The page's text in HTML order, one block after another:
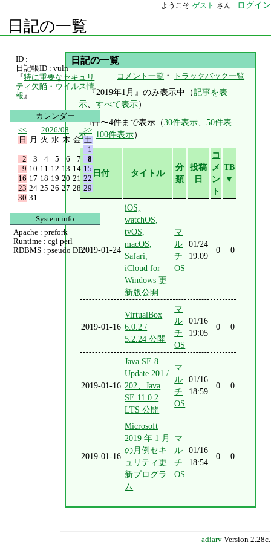
ようこそ ゲスト さん ログイン
日記の一覧
日記の一覧
コメント一覧 ・ トラックバック一覧
『2019年1月』のみ表示中（記事を表
示、すべて表示）
1件〜4件まで表示（30件表示、 50件表
示、 100件表示）
日付 タイトル
分
類
投稿
日
コ
メ
ン
ト
TB
▼
2019-01-24
iOS,
watchOS,
tvOS,
macOS,
Safari,
iCloud for
Windows 更
新版公開
マ
ル
チ
OS
01/24
19:09
0 0
2019-01-16
VirtualBox
6.0.2 /
5.2.24 公開
マ
ル
チ
OS
01/16
19:05
0 0
2019-01-16
Java SE 8
Update 201 /
202、Java
SE 11.0.2
LTS 公開
マ
ル
チ
OS
01/16
18:59
0 0
2019-01-16
Microsoft
2019 年 1 月
の月例セキ
ュリティ更
新プログラ
ム
マ
ル
チ
OS
01/16
18:54
0 0
adiary Version 2.28c.
ID :
日記帳ID : vuln
『特に重要なセキュリ
ティ欠陥・ウイルス情
報 』
カレンダー
<<
2026/08
>>
日
月 火 水 木 金 土
1
2
3 4 5 6 7
8
9 10 11 12 13 14 15
16 17 18 19 20 21 22
23 24 25 26 27 28 29
30 31
System info
Apache : prefork
Runtime : cgi perl
RDBMS : pseudo DB